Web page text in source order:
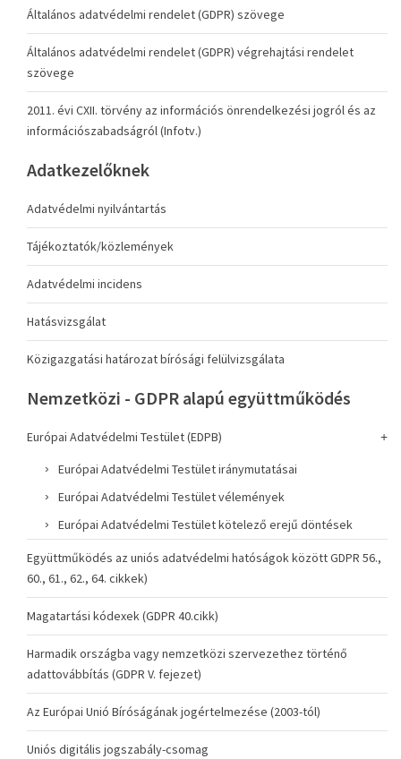
Általános adatvédelmi rendelet (GDPR) szövege
Általános adatvédelmi rendelet (GDPR) végrehajtási rendelet
szövege
2011. évi CXII. törvény az információs önrendelkezési jogról és az
információszabadságról (Infotv.)
Adatkezelőknek
Adatvédelmi nyilvántartás
Tájékoztatók/közlemények
Adatvédelmi incidens
Hatásvizsgálat
Közigazgatási határozat bírósági felülvizsgálata
Nemzetközi - GDPR alapú együttműködés
Európai Adatvédelmi Testület (EDPB)
Európai Adatvédelmi Testület iránymutatásai
Európai Adatvédelmi Testület vélemények
Európai Adatvédelmi Testület kötelező erejű döntések
Együttműködés az uniós adatvédelmi hatóságok között GDPR 56.,
60., 61., 62., 64. cikkek)
Magatartási kódexek (GDPR 40.cikk)
Harmadik országba vagy nemzetközi szervezethez történő
adattovábbítás (GDPR V. fejezet)
Az Európai Unió Bíróságának jogértelmezése (2003-tól)
Uniós digitális jogszabály-csomag